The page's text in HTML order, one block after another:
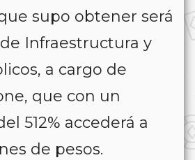
supo obtener será
Infraestructura y
a cargo de
que con un
512% accederá a
de pesos.